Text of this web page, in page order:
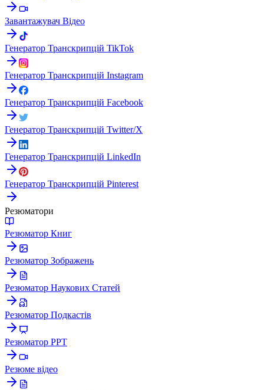
Завантажувач Відео
Генератор Транскрипцій TikTok
Генератор Транскрипцій Instagram
Генератор Транскрипцій Facebook
Генератор Транскрипцій Twitter/X
Генератор Транскрипцій LinkedIn
Генератор Транскрипцій Pinterest
Резюматори
Резюматор Книг
Резюматор Зображень
Резюматор Наукових Статей
Резюматор Подкастів
Резюматор PPT
Резюме відео